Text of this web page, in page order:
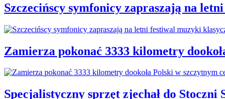
Szczecińscy symfonicy zapraszają na
Zamierza pokonać 3333 kilometry
Specjalistyczny sprzęt zjechał do Stoczni